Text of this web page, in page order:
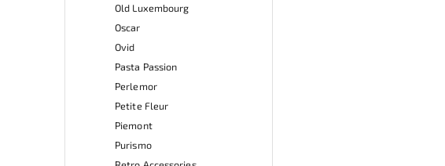
Old Luxembourg
Oscar
Ovid
Pasta Passion
Perlemor
Petite Fleur
Piemont
Purismo